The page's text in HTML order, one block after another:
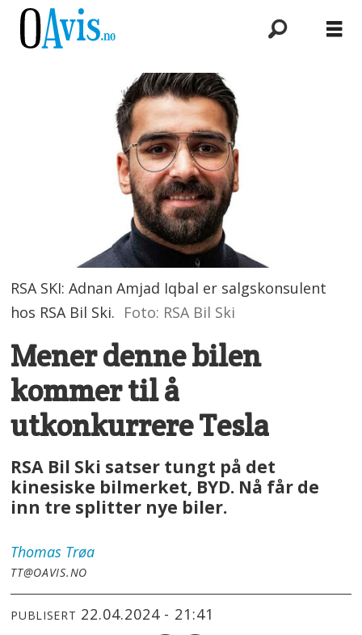
RSA SKI: Adnan Amjad Iqbal er salgskonsulent
hos RSA Bil Ski. Foto: RSA Bil Ski
Mener denne bilen
kommer til å
utkonkurrere Tesla
RSA Bil Ski satser tungt på det
kinesiske bilmerket, BYD. Nå får de
inn tre splitter nye biler.
Thomas Trøa
TT@OAVIS.NO
PUBLISERT 22.04.2024 - 21:41